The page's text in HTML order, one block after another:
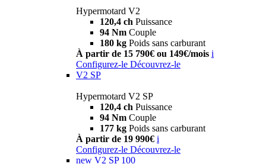
Hypermotard V2
120,4 ch Puissance
94 Nm Couple
180 kg Poids sans carburant
À partir de 15 790€ ou 149€/mois i
Configurez-le Découvrez-le
V2 SP
Hypermotard V2 SP
120,4 ch Puissance
94 Nm Couple
177 kg Poids sans carburant
À partir de 19 990€ i
Configurez-le Découvrez-le
new V2 SP 100